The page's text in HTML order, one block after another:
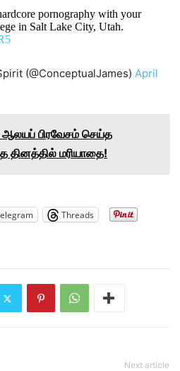
pornography with your
in Salt Lake City, Utah.
(@ConceptualJames) April
பிரவேசம் செய்த
தினத்தில் மரியாதை!
Threads
Next article